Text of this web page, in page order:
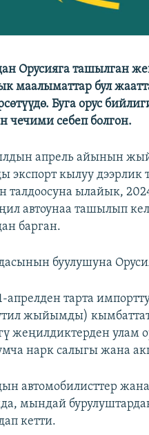
Орусияга ташылган
маалыматтар бул
Буга орус
чечими себеп болгон.
апрель айынын
экспорт кылуу дээрлик
талдоосуна ылайык,
автоунаа ташылып
барган.
буулушуна
апрелден тарта
жыйымды)
жеңилдиктерден улам
нарк салыгы жана
автомобилисттер
мындай
кетти.